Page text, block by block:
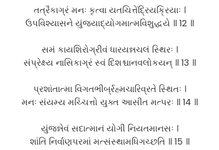
તત્રૈકાગ્રં મનઃ કૃત્વા યતચિત્તેંદ્રિયક્રિયાઃ ।
ઉપવિશ્યાસને યુંજ્યાદ્યોગમાત્મવિશુદ્ધયે ॥ 12 ॥
સમં કાયશિરોગ્રીવં ધારયન્નચલં સ્થિરઃ ।
સંપ્રેક્ષ્ય નાસિકાગ્રં સ્વં દિશશ્ચાનવલોકયન્ ॥ 13 ॥
પ્રશાંતાત્મા વિગતભીર્બ્રહ્મચારિવ્રતે સ્થિતઃ ।
મનઃ સંયમ્ય મચ્ચિત્તો યુક્ત આસીત મત્પરઃ ॥ 14 ॥
યુંજન્નેવં સદાત્માનં યોગી નિયતમાનસઃ ।
શાંતિં નિર્વાણપરમાં મત્સંસ્થામધિગચ્છતિ ॥ 15 ॥